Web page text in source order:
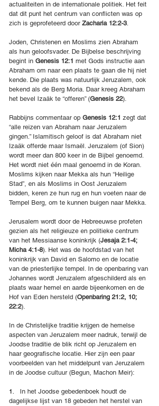
actualiteiten in de internationale politiek. Het feit
dat dit punt het centrum van conflicten was op
zich is geprofeteerd door Zacharia 12:2-3.
Joden, Christenen en Moslims zien Abraham
als hun geloofsvader. De Bijbelse beschrijving
begint in Genesis 12:1 met Gods instructie aan
Abraham om naar een plaats te gaan die hij niet
kende. Die plaats was natuurlijk Jeruzalem, ook
bekend als de Berg Moria. Daar kreeg Abraham
het bevel Izaäk te “offeren” (Genesis 22).
Rabbijns commentaar op Genesis 12:1 zegt dat
“alle reizen van Abraham naar Jeruzalem
gingen.” Islamitisch geloof is dat Abraham niet
Izaäk offerde maar Ismaël. Jeruzalem (of Sion)
wordt meer dan 800 keer in de Bijbel genoemd.
Het wordt niet één maal genoemd in de Koran.
Moslims kijken naar Mekka als hun “Heilige
Stad”, en als Moslims in Oost Jeruzalem
bidden, keren ze hun rug en hun voeten naar de
Tempel Berg, om te kunnen buigen naar Mekka.
Jerusalem wordt door de Hebreeuwse profeten
gezien als het religieuze en politieke centrum
van het Messiaanse koninkrijk (Jesaja 2:1-4;
Micha 4:1-8). Het was de hoofdstad van het
koninkrijk van David en Salomo en de locatie
van de priesterlijke tempel. In de openbaring van
Johannes wordt Jeruzalem afgeschilderd als en
plaats waar hemel en aarde bijeenkomen en de
Hof van Eden hersteld (Openbaring 21:2, 10;
22:2).
In de Christelijke traditie krijgen de hemelse
aspecten van Jeruzalem meer nadruk, terwijl de
Joodse traditie de blik richt op Jeruzalem en
haar geografische locatie. Hier zijn een paar
voorbeelden van het middelpunt van Jeruzalem
in de Joodse cultuur (Begun, Machon Meir):
1. In het Joodse gebedenboek houdt de
dagelijkse lijst van 18 gebeden het herstel van